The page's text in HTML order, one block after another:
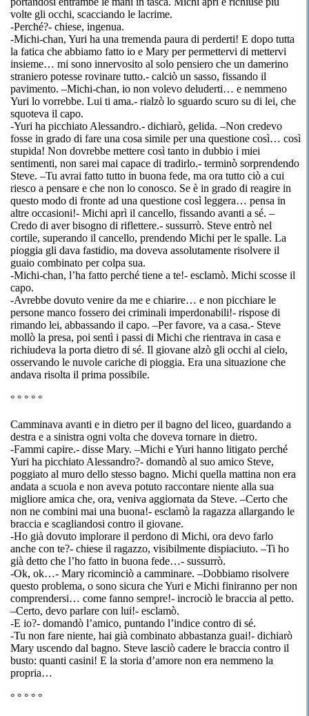
volte gli occhi, scacciando le lacrime.
-Perché?- chiese, ingenua.
-Michi-chan, Yuri ha una tremenda paura di perderti! E dopo tutta
la fatica che abbiamo fatto io e Mary per permettervi di mettervi
insieme… mi sono innervosito al solo pensiero che un damerino
straniero potesse rovinare tutto.- calciò un sasso, fissando il
pavimento. –Michi-chan, io non volevo deluderti… e nemmeno
Yuri lo vorrebbe. Lui ti ama.- rialzò lo sguardo scuro su di lei, che
squoteva il capo.
-Yuri ha picchiato Alessandro.- dichiarò, gelida. –Non credevo
fosse in grado di fare una cosa simile per una questione così… così
stupida! Non dovrebbe mettere così tanto in dubbio i miei
sentimenti, non sarei mai capace di tradirlo.- terminò sorprendendo
Steve. –Tu avrai fatto tutto in buona fede, ma ora tutto ciò a cui
riesco a pensare e che non lo conosco. Se è in grado di reagire in
questo modo di fronte ad una questione così leggera… pensa in
altre occasioni!- Michi aprì il cancello, fissando avanti a sé. –
Credo di aver bisogno di riflettere.- sussurrò. Steve entrò nel
cortile, superando il cancello, prendendo Michi per le spalle. La
pioggia gli dava fastidio, ma doveva assolutamente risolvere il
guaio combinato per colpa sua.
-Michi-chan, l’ha fatto perché tiene a te!- esclamò. Michi scosse il
capo.
-Avrebbe dovuto venire da me e chiarire… e non picchiare le
persone manco fossero dei criminali imperdonabili!- rispose di
rimando lei, abbassando il capo. –Per favore, va a casa.- Steve
mollò la presa, poi sentì i passi di Michi che rientrava in casa e
richiudeva la porta dietro di sé. Il giovane alzò gli occhi al cielo,
osservando le nuvole cariche di pioggia. Era una situazione che
andava risolta il prima possibile.
° ° ° ° °
Camminava avanti e in dietro per il bagno del liceo, guardando a
destra e a sinistra ogni volta che doveva tornare in dietro.
-Fammi capire.- disse Mary. –Michi eYuri hanno litigato perché
Yuri ha picchiato Alessandro?- domandò al suo amico Steve,
poggiato al muro dello stesso bagno. Michi quella mattina non era
andata a scuola e non aveva potuto raccontare niente alla sua
migliore amica che, ora, veniva aggiornata da Steve. –Certo che
non ne combini mai una buona!- esclamò la ragazza allargando le
braccia e scagliandosi contro il giovane.
-Ho già dovuto implorare il perdono di Michi, ora devo farlo
anche con te?- chiese il ragazzo, visibilmente dispiaciuto. –Ti ho
già detto che l’ho fatto in buona fede…- sussurrò.
-Ok, ok…- Mary ricominciò a camminare. –Dobbiamo risolvere
questo problema, o sono sicura cheYuri e Michi finiranno per non
comprendersi… come fanno sempre!- incrociò le braccia al petto.
–Certo, devo parlare con lui!- esclamò.
-E io?- domandò l’amico, puntando l’indice contro di sé.
-Tu non fare niente, hai già combinato abbastanza guai!- dichiarò
Mary uscendo dal bagno. Steve lasciò cadere le braccia contro il
busto: quanti casini! E la storia d’amore non era nemmeno la
propria…
° ° ° ° °